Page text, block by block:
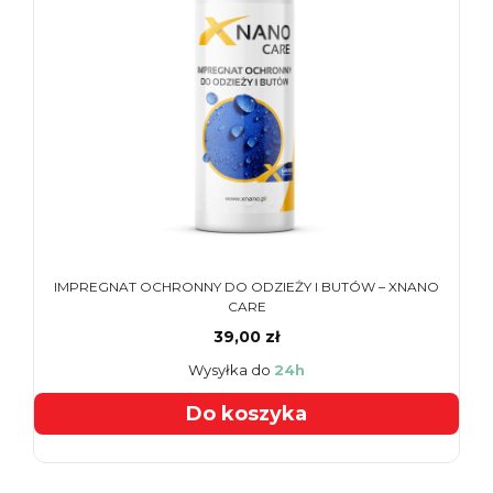
IMPREGNAT OCHRONNY DO ODZIEŻY I BUTÓW – XNANO
CARE
39,00 zł
Wysyłka do 24h
Do koszyka